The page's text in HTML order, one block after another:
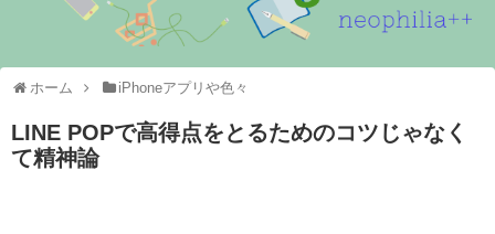
ホーム iPhoneアプリや色々
LINE POPで高得点をとるためのコツじゃなく
て精神論